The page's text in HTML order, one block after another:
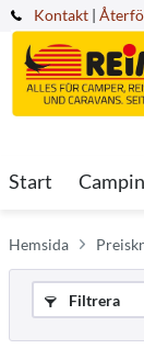
Kontakt |
Start
Hemsida
Filtrera